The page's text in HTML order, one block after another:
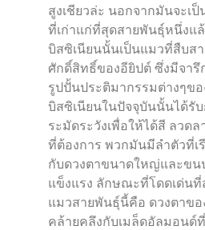
สูงเชียวล่ะ นอกจากมันจะเ
ที่เก่าแก่ที่สุดสายพันธุ์หนึ่งแล้
บิสซิเนียนนั้นเป็นแมวที่สืบส
ศักดิ์สิทธิ์ของอียิปต์ ซึ่งมีจารึ
รูปปั้นประติมากรรมต่างๆข
บิสซิเนียนในปัจจุบันนั้นได้รั
ระมัดระวังเพื่อให้ได้สี ลวด
ที่ต้องการ พวกมันมีลำตัวที่เ
กับดวงตาขนาดใหญ่และขน
แข็งแรง ลักษณะที่โดดเด่น
แมวสายพันธุ์นี้คือ ดวงตาข
คล้ายคลึงกับเมล็ดอัลมอนด์